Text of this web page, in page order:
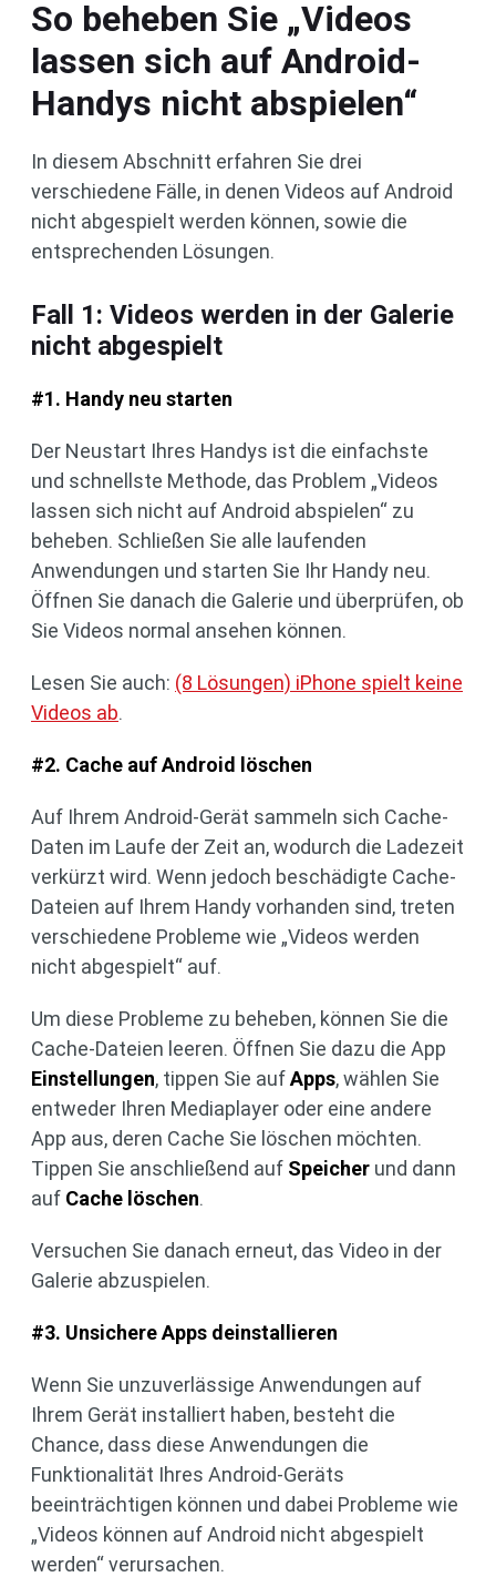
So beheben Sie „Videos
lassen sich auf Android-
Handys nicht abspielen“
In diesem Abschnitt erfahren Sie drei
verschiedene Fälle, in denen Videos auf Android
nicht abgespielt werden können, sowie die
entsprechenden Lösungen.
Fall 1: Videos werden in der Galerie
nicht abgespielt
#1. Handy neu starten
Der Neustart Ihres Handys ist die einfachste
und schnellste Methode, das Problem „Videos
lassen sich nicht auf Android abspielen“ zu
beheben. Schließen Sie alle laufenden
Anwendungen und starten Sie Ihr Handy neu.
Öffnen Sie danach die Galerie und überprüfen, ob
Sie Videos normal ansehen können.
Lesen Sie auch: (8 Lösungen) iPhone spielt keine
Videos ab.
#2. Cache auf Android löschen
Auf Ihrem Android-Gerät sammeln sich Cache-
Daten im Laufe der Zeit an, wodurch die Ladezeit
verkürzt wird. Wenn jedoch beschädigte Cache-
Dateien auf Ihrem Handy vorhanden sind, treten
verschiedene Probleme wie „Videos werden
nicht abgespielt“ auf.
Um diese Probleme zu beheben, können Sie die
Cache-Dateien leeren. Öffnen Sie dazu die App
Einstellungen, tippen Sie aufApps, wählen Sie
entweder Ihren Mediaplayer oder eine andere
App aus, deren Cache Sie löschen möchten.
Tippen Sie anschließend auf Speicher und dann
auf Cache löschen.
Versuchen Sie danach erneut, das Video in der
Galerie abzuspielen.
#3. Unsichere Apps deinstallieren
Wenn Sie unzuverlässige Anwendungen auf
Ihrem Gerät installiert haben, besteht die
Chance, dass diese Anwendungen die
Funktionalität Ihres Android-Geräts
beeinträchtigen können und dabei Probleme wie
„Videos können auf Android nicht abgespielt
werden“ verursachen.